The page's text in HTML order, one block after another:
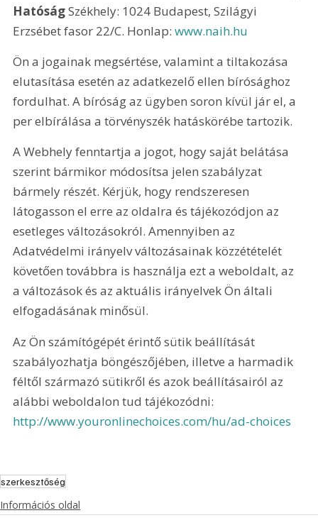
Hatóság Székhely: 1024 Budapest, Szilágyi
Erzsébet fasor 22/C. Honlap: www.naih.hu
Ön a jogainak megsértése, valamint a tiltakozása
elutasítása esetén az adatkezelő ellen bírósághoz
fordulhat. A bíróság az ügyben soron kívül jár el, a
per elbírálása a törvényszék hatáskörébe tartozik.
A Webhely fenntartja a jogot, hogy saját belátása
szerint bármikor módosítsa jelen szabályzat
bármely részét. Kérjük, hogy rendszeresen
látogasson el erre az oldalra és tájékozódjon az
esetleges változásokról. Amennyiben az
Adatvédelmi irányelv változásainak közzétételét
követően továbbra is használja ezt a weboldalt, az
a változások és az aktuális irányelvek Ön általi
elfogadásának minősül.
Az Ön számítógépét érintő sütik beállítását
szabályozhatja böngészőjében, illetve a harmadik
féltől származó sütikről és azok beállításairól az
alábbi weboldalon tud tájékozódni:
http://www.youronlinechoices.com/hu/ad-choices
szerkesztőség
Információs oldal